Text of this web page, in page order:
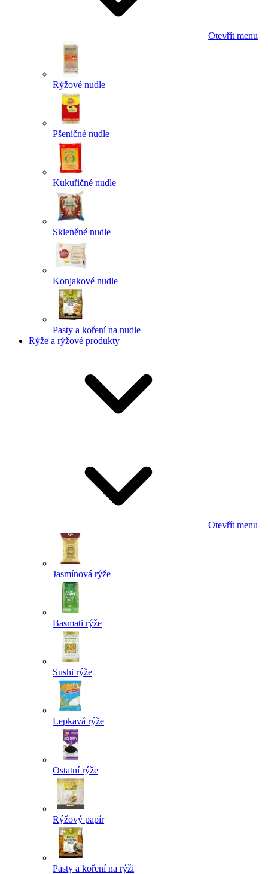
Otevřít menu
Rýžové nudle
Pšeničné nudle
Kukuřičné nudle
Skleněné nudle
Konjakové nudle
Pasty a koření na nudle
Rýže a rýžové produkty
Otevřít menu
Jasmínová rýže
Basmati rýže
Sushi rýže
Lepkavá rýže
Ostatní rýže
Rýžový papír
Pasty a koření na rýži